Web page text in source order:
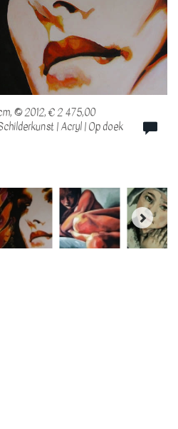
© 2012, € 2 475,00
| Acryl | Op doek